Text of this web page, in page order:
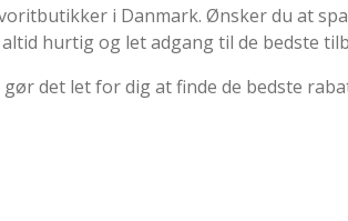
i Danmark. Ønsker du at
altid hurtig og let adgang til de bedste
det let for dig at finde de bedste